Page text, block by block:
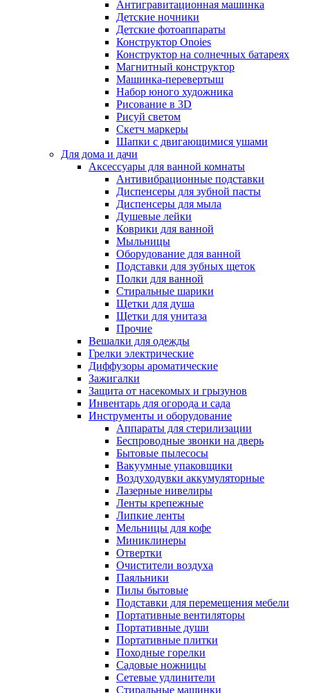
Антигравитационная машинка
Детские ночники
Детские фотоаппараты
Конструктор Onoies
Конструктор на солнечных батареях
Магнитный конструктор
Машинка-перевертыш
Набор юного художника
Рисование в 3D
Рисуй светом
Скетч маркеры
Шапки с двигающимися ушами
Для дома и дачи
Аксессуары для ванной комнаты
Антивибрационные подставки
Диспенсеры для зубной пасты
Диспенсеры для мыла
Душевые лейки
Коврики для ванной
Мыльницы
Оборудование для ванной
Подставки для зубных щеток
Полки для ванной
Стиральные шарики
Щетки для душа
Щетки для унитаза
Прочие
Вешалки для одежды
Грелки электрические
Диффузоры ароматические
Зажигалки
Защита от насекомых и грызунов
Инвентарь для огорода и сада
Инструменты и оборудование
Аппараты для стерилизации
Беспроводные звонки на дверь
Бытовые пылесосы
Вакуумные упаковщики
Воздуходувки аккумуляторные
Лазерные нивелиры
Ленты крепежные
Липкие ленты
Мельницы для кофе
Миниклинеры
Отвертки
Очистители воздуха
Паяльники
Пилы бытовые
Подставки для перемещения мебели
Портативные вентиляторы
Портативные души
Портативные плитки
Походные горелки
Садовые ножницы
Сетевые удлинители
Стиральные машинки